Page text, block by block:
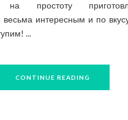
на простоту
весьма интересным и по
...
CONTINUE READING